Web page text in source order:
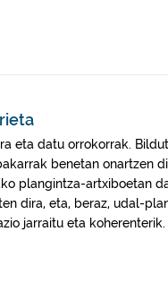
eta datu orrokorrak.
benetan onartzen
plangintza-artxiboetan
dira, eta, beraz, udal-
jarraitu eta